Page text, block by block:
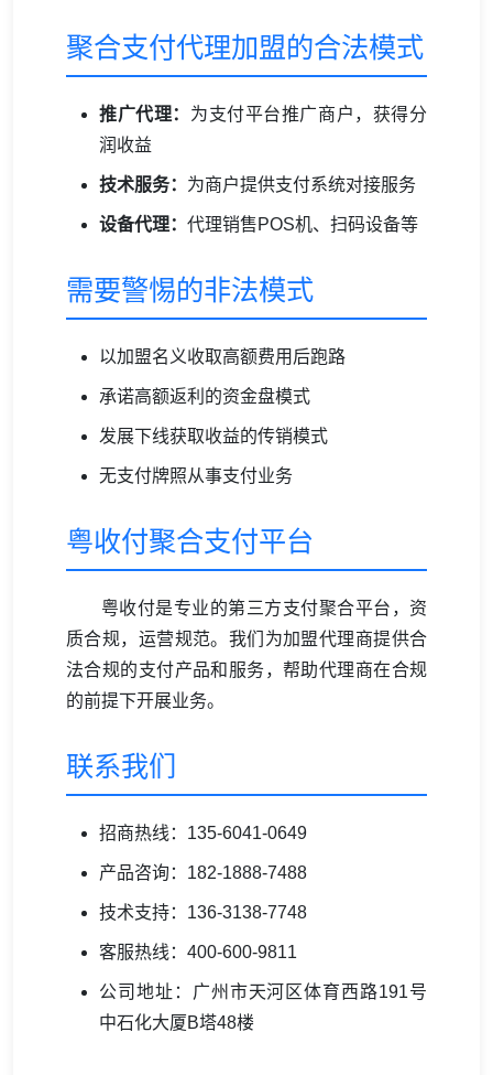
聚合支付代理加盟的合法模式
推广代理： 为支付平台推广商户，获得分
润收益
技术服务： 为商户提供支付系统对接服务
设备代理： 代理销售POS机、扫码设备等
需要警惕的非法模式
以加盟名义收取高额费用后跑路
承诺高额返利的资金盘模式
发展下线获取收益的传销模式
无支付牌照从事支付业务
粤收付聚合支付平台
粤收付是专业的第三方支付聚合平台，资
质合规，运营规范。我们为加盟代理商提供合
法合规的支付产品和服务，帮助代理商在合规
的前提下开展业务。
联系我们
招商热线：135-6041-0649
产品咨询：182-1888-7488
技术支持：136-3138-7748
客服热线：400-600-9811
公司地址：广州市天河区体育西路191号
中石化大厦B塔48楼